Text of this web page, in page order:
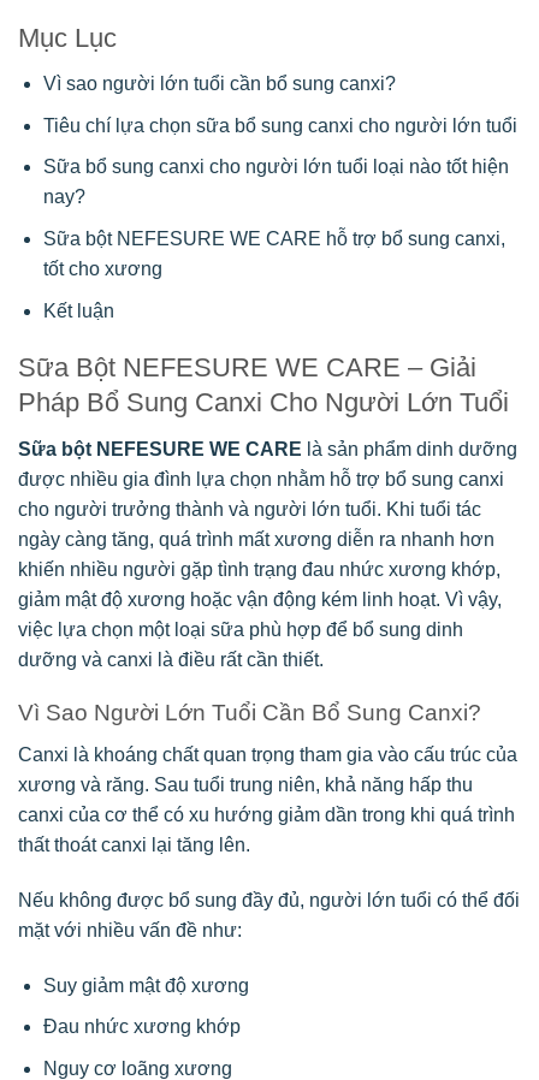
Mục Lục
Vì sao người lớn tuổi cần bổ sung canxi?
Tiêu chí lựa chọn sữa bổ sung canxi cho người lớn tuổi
Sữa bổ sung canxi cho người lớn tuổi loại nào tốt hiện
nay?
Sữa bột NEFESURE WE CARE hỗ trợ bổ sung canxi,
tốt cho xương
Kết luận
Sữa Bột NEFESURE WE CARE – Giải
Pháp Bổ Sung Canxi Cho Người Lớn Tuổi
Sữa bột NEFESURE WE CARE là sản phẩm dinh dưỡng
được nhiều gia đình lựa chọn nhằm hỗ trợ bổ sung canxi
cho người trưởng thành và người lớn tuổi. Khi tuổi tác
ngày càng tăng, quá trình mất xương diễn ra nhanh hơn
khiến nhiều người gặp tình trạng đau nhức xương khớp,
giảm mật độ xương hoặc vận động kém linh hoạt. Vì vậy,
việc lựa chọn một loại sữa phù hợp để bổ sung dinh
dưỡng và canxi là điều rất cần thiết.
Vì Sao Người Lớn Tuổi Cần Bổ Sung Canxi?
Canxi là khoáng chất quan trọng tham gia vào cấu trúc của
xương và răng. Sau tuổi trung niên, khả năng hấp thu
canxi của cơ thể có xu hướng giảm dần trong khi quá trình
thất thoát canxi lại tăng lên.
Nếu không được bổ sung đầy đủ, người lớn tuổi có thể đối
mặt với nhiều vấn đề như:
Suy giảm mật độ xương
Đau nhức xương khớp
Nguy cơ loãng xương